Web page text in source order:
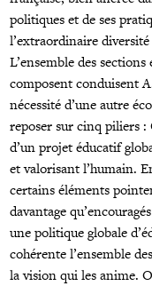
politiques et de ses
l’extraordinaire
L’ensemble des
composent conduisent
nécessité d’une autre
reposer sur cinq piliers :
d’un projet éducatif
et valorisant l’humain.
certains éléments
davantage
une politique globale
cohérente l’ensemble
la vision qui les anime.